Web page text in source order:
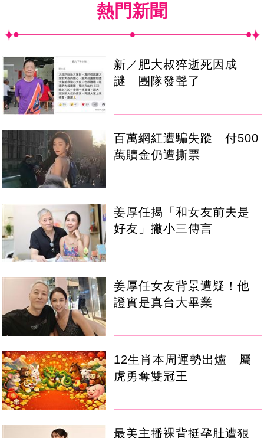
熱門新聞
新／肥大叔猝逝死因成
謎 團隊發聲了
百萬網紅遭騙失蹤 付500
萬贖金仍遭撕票
姜厚任揭「和女友前夫是
好友」撇小三傳言
姜厚任女友背景遭疑！他
證實是真台大畢業
12生肖本周運勢出爐 屬
虎勇奪雙冠王
最美主播裸背挺孕肚遭狠